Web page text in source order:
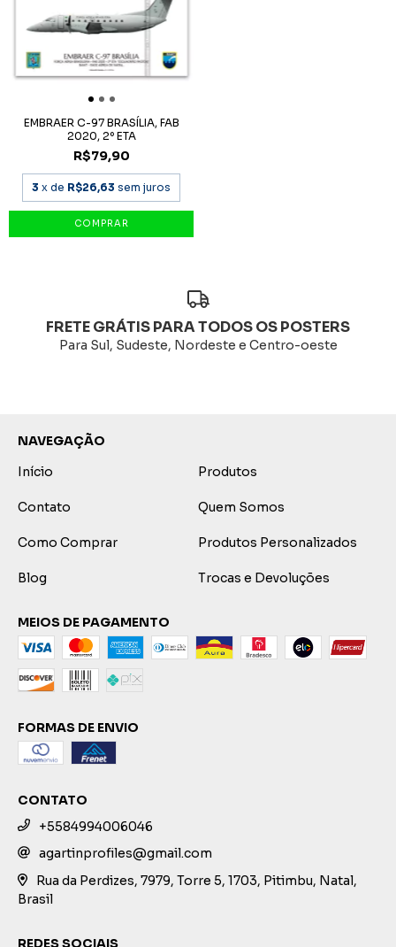
EMBRAER C-97 BRASÍLIA, FAB
2020, 2º ETA
R$79,90
3 x de R$26,63 sem juros
FRETE GRÁTIS PARA TODOS OS POSTERS
Para Sul, Sudeste, Nordeste e Centro-oeste
NAVEGAÇÃO
Início
Produtos
Contato Quem Somos
Como Comprar Produtos Personalizados
Blog Trocas e Devoluções
MEIOS DE PAGAMENTO
FORMAS DE ENVIO
CONTATO
+5584994006046
agartinprofiles@gmail.com
Rua da Perdizes, 7979, Torre 5, 1703, Pitimbu, Natal,
Brasil
REDES SOCIAIS